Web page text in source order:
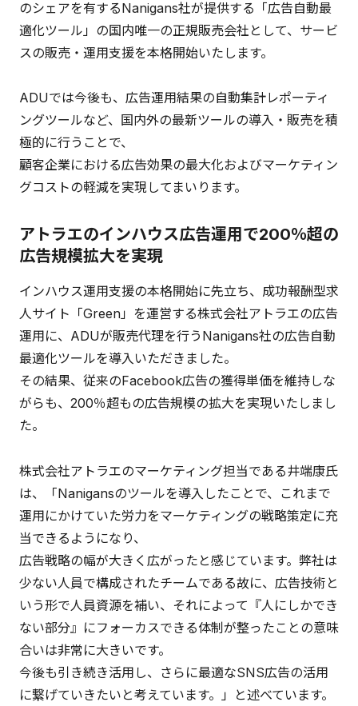
のシェアを有するNanigans社が提供する「広告自動最
適化ツール」の国内唯一の正規販売会社として、サービ
スの販売・運用支援を本格開始いたします。
ADUでは今後も、広告運用結果の自動集計レポーティ
ングツールなど、国内外の最新ツールの導入・販売を積
極的に行うことで、
顧客企業における広告効果の最大化およびマーケティン
グコストの軽減を実現してまいります。
アトラエのインハウス広告運用で200％超の
広告規模拡大を実現
インハウス運用支援の本格開始に先立ち、成功報酬型求
人サイト「Green」を運営する株式会社アトラエの広告
運用に、ADUが販売代理を行うNanigans社の広告自動
最適化ツールを導入いただきました。
その結果、従来のFacebook広告の獲得単価を維持しな
がらも、200％超もの広告規模の拡大を実現いたしまし
た。
株式会社アトラエのマーケティング担当である井端康氏
は、「Nanigansのツールを導入したことで、これまで
運用にかけていた労力をマーケティングの戦略策定に充
当できるようになり、
広告戦略の幅が大きく広がったと感じています。弊社は
少ない人員で構成されたチームである故に、広告技術と
いう形で人員資源を補い、それによって『人にしかでき
ない部分』にフォーカスできる体制が整ったことの意味
合いは非常に大きいです。
今後も引き続き活用し、さらに最適なSNS広告の活用
に繋げていきたいと考えています。」と述べています。